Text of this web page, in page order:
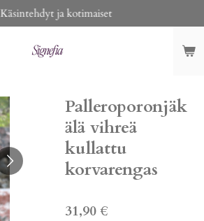
Käsintehdyt ja kotimaiset
Palleroporonjäk
älä vihreä
kullattu
korvarengas
31,90 €